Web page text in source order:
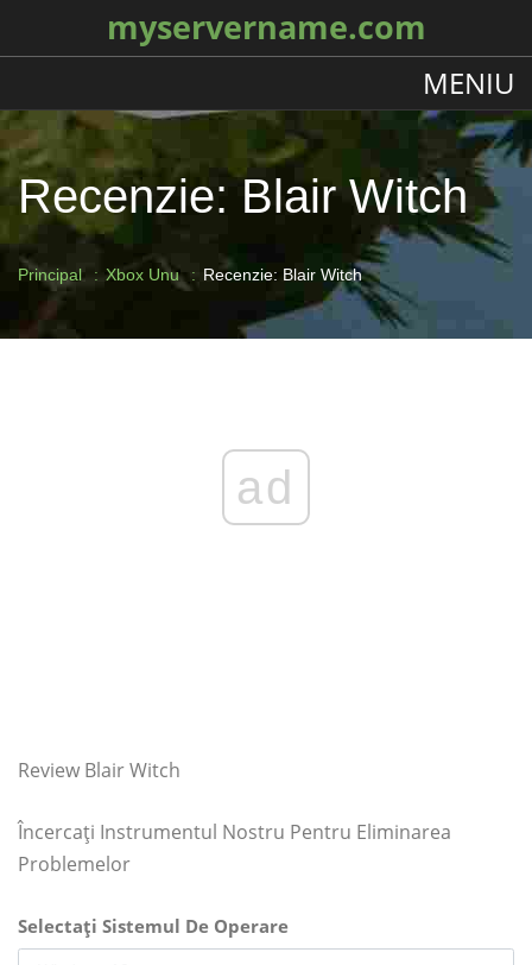
myservername.com
MENIU
Recenzie: Blair Witch
Principal Xbox Unu Recenzie: Blair Witch
ad
Review Blair Witch
Încercați Instrumentul Nostru Pentru Eliminarea
Problemelor
Selectați Sistemul De Operare